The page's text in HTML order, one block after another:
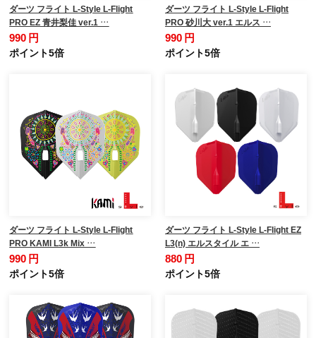
ダーツ フライト L-Style L-Flight
PRO EZ 青井梨佳 ver.1 …
990 円
ポイント5倍
ダーツ フライト L-Style L-Flight
PRO 砂川大 ver.1 エルス …
990 円
ポイント5倍
ダーツ フライト L-Style L-Flight
PRO KAMI L3k Mix …
990 円
ポイント5倍
ダーツ フライト L-Style L-Flight EZ
L3(n) エルスタイル エ …
880 円
ポイント5倍